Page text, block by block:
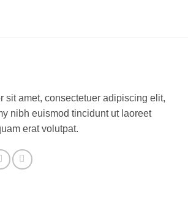
sit amet, consectetuer adipiscing elit,
nibh euismod tincidunt ut laoreet
erat volutpat.